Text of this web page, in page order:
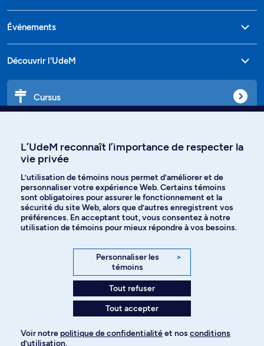
Événements
Découvrir l'UdeM
Cursus
Langues
Facebook Instagram
YouTube
Politique de confidentialité
L’UdeM reconnaît l’importance de respecter la
vie privée
L’utilisation de témoins nous permet d’améliorer et de
personnaliser votre expérience Web. Certains témoins
sont obligatoires pour assurer le fonctionnement et la
sécurité du site Web, alors que d’autres enregistrent vos
préférences. En acceptant tout, vous consentez à notre
utilisation de témoins pour mieux répondre à vos besoins.
Personnaliser les
témoins
>
Tout refuser
Tout accepter
Voir notre politique de confidentialitéet nos conditions
d’utilisation.